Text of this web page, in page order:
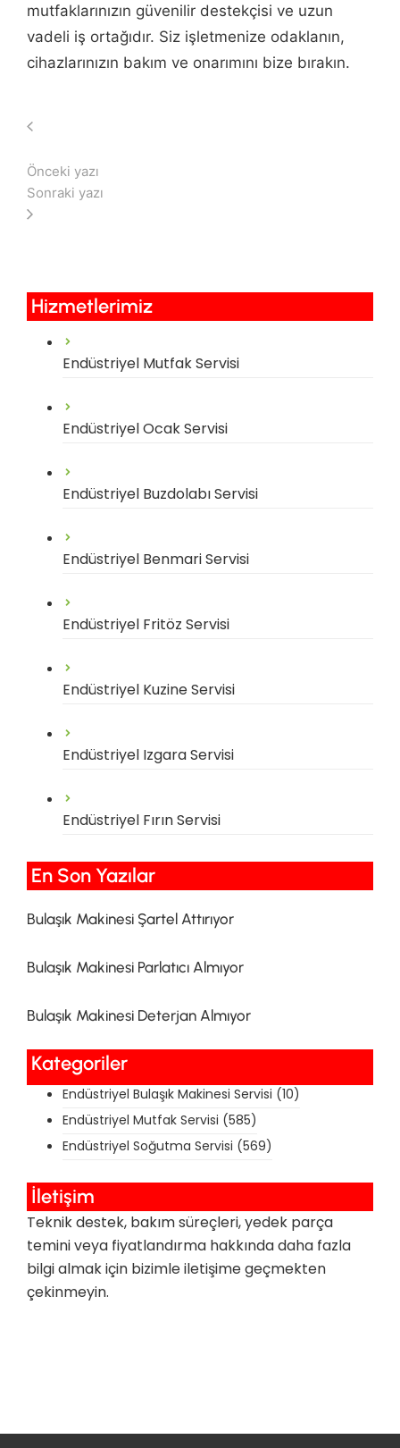
mutfaklarınızın güvenilir destekçisi ve uzun
vadeli iş ortağıdır. Siz işletmenize odaklanın,
cihazlarınızın bakım ve onarımını bize bırakın.
Önceki yazı
Sonraki yazı
Hizmetlerimiz​
Endüstriyel Mutfak Servisi
Endüstriyel Ocak Servisi
Endüstriyel Buzdolabı Servisi
Endüstriyel Benmari Servisi
Endüstriyel Fritöz Servisi
Endüstriyel Kuzine Servisi
Endüstriyel Izgara Servisi
Endüstriyel Fırın Servisi
En Son Yazılar​
Bulaşık Makinesi Şartel Attırıyor
Bulaşık Makinesi Parlatıcı Almıyor
Bulaşık Makinesi Deterjan Almıyor
Kategoriler
Endüstriyel Bulaşık Makinesi Servisi (10)
Endüstriyel Mutfak Servisi (585)
Endüstriyel Soğutma Servisi (569)
İletişim
Teknik destek, bakım süreçleri, yedek parça
temini veya fiyatlandırma hakkında daha fazla
bilgi almak için bizimle iletişime geçmekten
çekinmeyin.